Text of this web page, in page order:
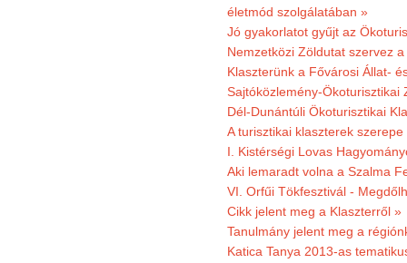
életmód szolgálatában »
Jó gyakorlatot gyűjt az
Nemzetközi Zöldutat szervez
Klaszterünk a Fővárosi Állat-
Sajtóközlemény-Ökoturisztikai
Dél-Dunántúli Ökoturisztikai
A turisztikai klaszterek
I. Kistérségi Lovas
Aki lemaradt volna a Szalma
VI. Orfűi Tökfesztivál -
Cikk jelent meg a Klaszterről »
Tanulmány jelent meg a
Katica Tanya 2013-as